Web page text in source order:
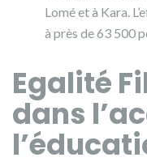
Lomé et à Kara.
à près de 63 500
Egalité
dans